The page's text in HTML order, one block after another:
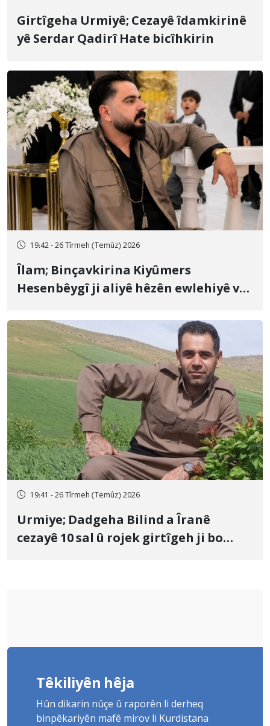
Girtîgeha Urmiyê; Cezayê îdamkirinê
yê Serdar Qadirî Hate bicîhkirin
19:42 - 26 Tîrmeh (Temûz) 2026
Îlam; Binçavkirina Kiyûmers
Hesenbêygî ji aliyê hêzên ewlehiyê ve
19:41 - 26 Tîrmeh (Temûz) 2026
Urmiye; Dadgeha Bilind a Îranê
cezayê 10 sal û rojek girtîgeh ji bo
Têkiliyên hêja
Hûn dikarin nûçe û raporên li derheq
binpêkariyên mafê mirov li Kurdistana